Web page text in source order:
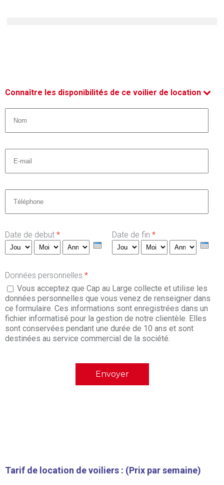
Connaître les disponibilités de ce voilier de location
Date de debut *
Jour
Mois Année
Date de fin *
Jour
Mois Année
Données personnelles *
Vous acceptez que Cap au Large collecte et utilise les
données personnelles que vous venez de renseigner dans
ce formulaire. Ces informations sont enregistrées dans un
fichier informatisé pour la gestion de notre clientèle. Elles
sont conservées pendant une durée de 10 ans et sont
destinées au service commercial de la société.
Tarif de location de voiliers : (Prix par semaine)